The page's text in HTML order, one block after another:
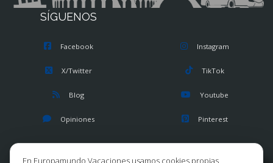
SÍGUENOS
Facebook
X/Twitter
Blog
Opiniones
Instagram
TikTok
Youtube
Pinterest
En Europamundo Vacaciones usamos cookies propias